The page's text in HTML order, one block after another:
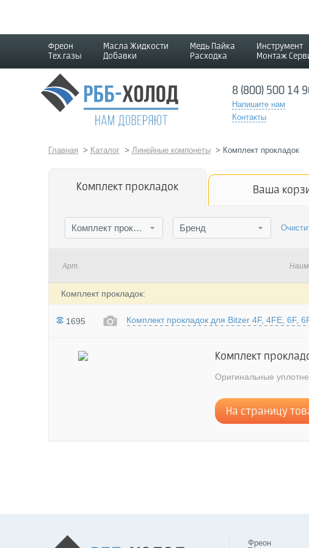
Фреон
Тех.газы
Масла Жидкости
Добавки
Медь Пайка
Расходка
Инструмент
Монтаж
8 (800) 500 14
Напишите нам
Контакты
Главная > Каталог > Линейные компонеты > Комплект прокладок
Комплект прокладок Ваша
Комплект прокладок Бренд
Арт.
Комплект прокладок:
1695 Комплект прокладок для Bitzer 4F, 4FE, 6F,
Комплект
Oригинальные
На страницу
Фреон